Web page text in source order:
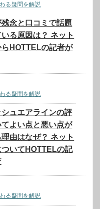
る疑問を解説
念と口コミで話題
る原因は？ ネット
HOTTELの記者が
る疑問を解説
ュエアラインの評
よい点と悪い点が
由はなぜ？ ネット
いてHOTTELの記
る疑問を解説